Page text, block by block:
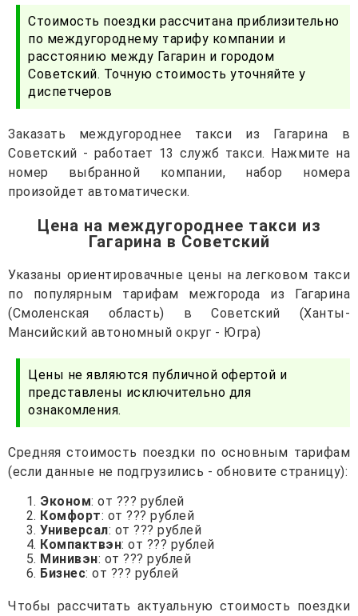
Стоимость поездки рассчитана приблизительно
по междугороднему тарифу компании и
расстоянию между Гагарин и городом
Советский. Точную стоимость уточняйте у
диспетчеров
Заказать междугороднее такси из Гагарина в
Советский - работает 13 служб такси. Нажмите на
номер выбранной компании, набор номера
произойдет автоматически.
Цена на междугороднее такси из
Гагарина в Советский
Указаны ориентировачные цены на легковом такси
по популярным тарифам межгорода из Гагарина
(Смоленская область) в Советский (Ханты-
Мансийский автономный округ - Югра)
Цены не являются публичной офертой и
представлены исключительно для
ознакомления.
Средняя стоимость поездки по основным тарифам
(если данные не подгрузились - обновите страницу):
Эконом: от ??? рублей
Комфорт: от ??? рублей
Универсал: от ??? рублей
Компактвэн: от ??? рублей
Минивэн: от ??? рублей
Бизнес: от ??? рублей
Чтобы рассчитать актуальную стоимость поездки